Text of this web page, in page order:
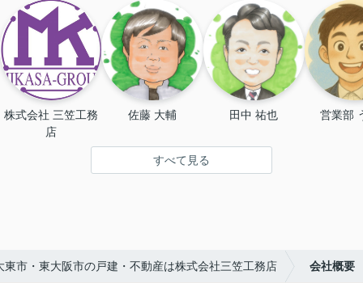
株式会社 三笠工務
店
佐藤 大輔 田中 祐也 営業部
すべて見る
東市・東大阪市の戸建・不動産は株式会社三笠工務店 会社概要